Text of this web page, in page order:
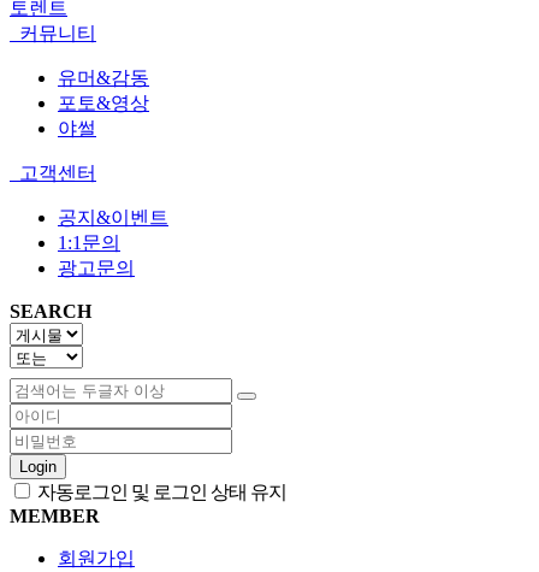
토렌트
커뮤니티
유머&감동
포토&영상
야썰
고객센터
공지&이벤트
1:1문의
광고문의
SEARCH
Login
자동로그인 및 로그인 상태 유지
MEMBER
회원가입